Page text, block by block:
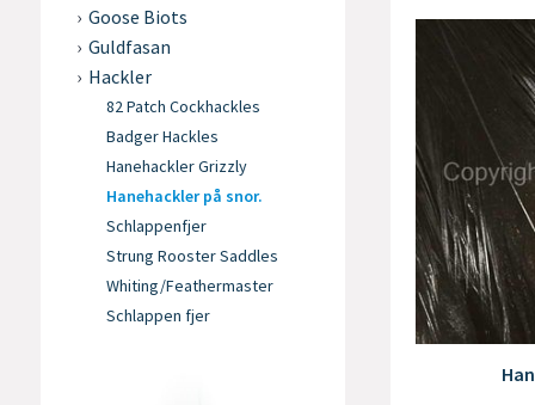
Goose Biots
Guldfasan
Hackler
82 Patch Cockhackles
Badger Hackles
Hanehackler Grizzly
Hanehackler på snor.
Schlappenfjer
Strung Rooster Saddles
Whiting/Feathermaster
Schlappen fjer